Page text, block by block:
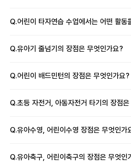
Q.어린이 타자연습 수업에서는 어떤 활동
Q.유아기 줄넘기의 장점은 무엇인가요?
Q.어린이 배드민턴의 장점은 무엇인가요?
Q.초등 자전거, 아동자전거 타기의 장점
Q.유아수영, 어린이수영 장점은 무엇인가
Q.유아축구, 어린이축구의 장점은 무엇인